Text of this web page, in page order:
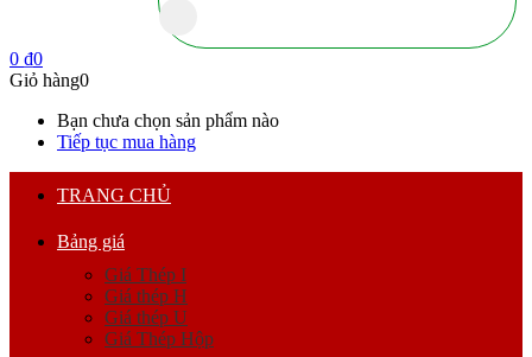
0 ₫0
Giỏ hàng0
Bạn chưa chọn sản phẩm nào
Tiếp tục mua hàng
TRANG CHỦ
Bảng giá
Giá Thép I
Giá thép H
Giá thép U
Giá Thép Hộp